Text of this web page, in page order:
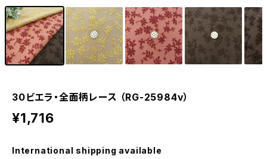
30ビエラ・全面柄レース （RG-25984v）
¥1,716
International shipping available